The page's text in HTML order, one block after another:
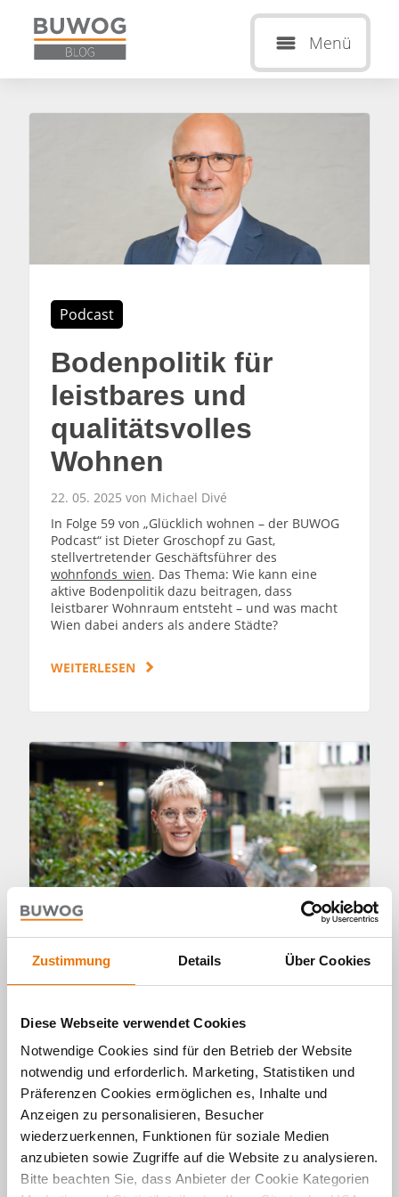
Zustimmung Details Über Cookies
Diese Webseite verwendet Cookies
Notwendige Cookies sind für den Betrieb der Website
notwendig und erforderlich. Marketing, Statistiken und
Präferenzen Cookies ermöglichen es, Inhalte und
Anzeigen zu personalisieren, Besucher
wiederzuerkennen, Funktionen für soziale Medien
anzubieten sowie Zugriffe auf die Website zu analysieren.
Bitte beachten Sie, dass Anbieter der Cookie Kategorien
Menü
Podcast
Bodenpolitik für
leistbares und
qualitätsvolles
Wohnen
22. 05. 2025 von Michael Divé
In Folge 59 von „Glücklich wohnen – der BUWOG
Podcast“ ist Dieter Groschopf zu Gast,
stellvertretender Geschäftsführer des
wohnfonds_wien. Das Thema: Wie kann eine
aktive Bodenpolitik dazu beitragen, dass
leistbarer Wohnraum entsteht – und was macht
Wien dabei anders als andere Städte?
WEITERLESEN
Bodenwende: Ressource Boden
besser nutzen
09. 11. 2023 von Michael Divé
Grün statt Asphalt, urbane Dichte statt
zersiedelte Vorstädte: Eine neue Generation von
Planenden und Bauenden fordert ein Umdenken
im Umgang mit der Ressource Boden. Wir
sprechen mit Stadtplanerin Judith Nurmann,